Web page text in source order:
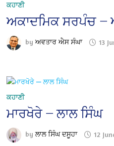
ਕਹਾਣੀ
ਅਕਾਦਮਿਕ ਸਰਪੰਚ —
byਅਵਤਾਰ ਐਸ ਸੰਘਾ 13
ਕਹਾਣੀ
ਮਾਰਖੋਰੇ — ਲਾਲ ਸਿੰਘ
byਲਾਲ ਸਿੰਘ ਦਸੂਹਾ 12